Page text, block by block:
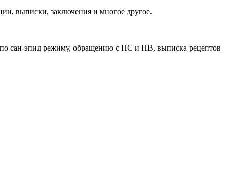
выписки, заключения и многое другое.
сан-эпид режиму, обращению с НС и ПВ, выписка рецептов